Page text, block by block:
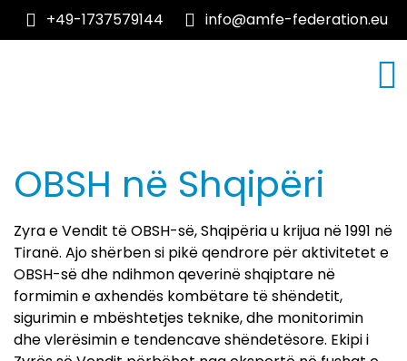
+49-1737579144 info@amfe-federation.eu
OBSH në Shqipëri
Zyra e Vendit të OBSH-së, Shqipëria u krijua në 1991 në
Tiranë. Ajo shërben si pikë qendrore për aktivitetet e
OBSH-së dhe ndihmon qeverinë shqiptare në
formimin e axhendës kombëtare të shëndetit,
sigurimin e mbështetjes teknike, dhe monitorimin
dhe vlerësimin e tendencave shëndetësore. Ekipi i